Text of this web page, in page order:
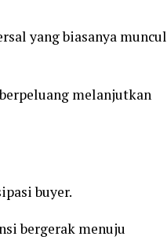
yang biasanya muncul
melanjutkan
buyer.
bergerak menuju